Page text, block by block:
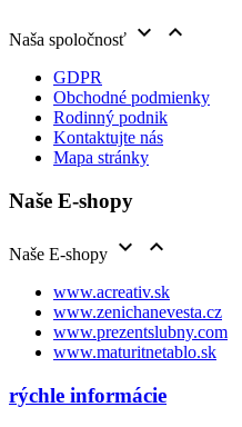
Naša spoločnosť  
GDPR
Obchodné podmienky
Rodinný podnik
Kontaktujte nás
Mapa stránky
Naše E-shopy
Naše E-shopy  
www.acreativ.sk
www.zenichanevesta.cz
www.prezentslubny.com
www.maturitnetablo.sk
rýchle informácie